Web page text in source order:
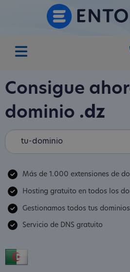
Consigue
dominio .dz
Más de 1.000 extensiones de
Hosting gratuito en todos los
Gestionamos todos tus dominios
Servicio de DNS gratuito